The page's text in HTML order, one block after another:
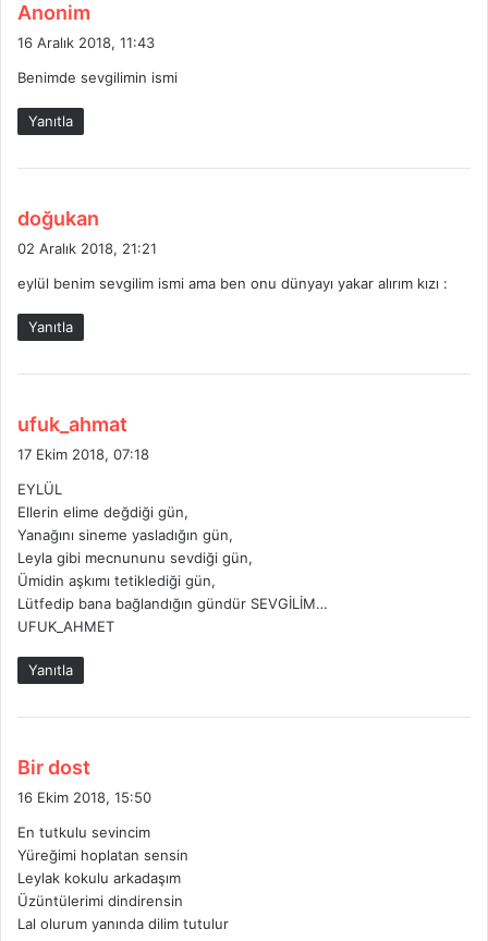
Anonim
e
i
16 Aralık 2018, 11:43
Benimde sevgilimin ismi
Yanıtla
doğukan
e
i
02 Aralık 2018, 21:21
eylül benim sevgilim ismi ama ben onu dünyayı yakar alırım kızı :
Yanıtla
ufuk_ahmat
e
k
17 Ekim 2018, 07:18
EYLÜL
Ellerin elime değdiği gün,
Yanağını sineme yasladığın gün,
Leyla gibi mecnununu sevdiği gün,
Ümidin aşkımı tetiklediği gün,
Lütfedip bana bağlandığın gündür SEVGİLİM…
UFUK_AHMET
Yanıtla
Bir dost
e
i
k
i
16 Ekim 2018, 15:50
En tutkulu sevincim
Yüreğimi hoplatan sensin
Leylak kokulu arkadaşım
Üzüntülerimi dindirensin
Lal olurum yanında dilim tutulur